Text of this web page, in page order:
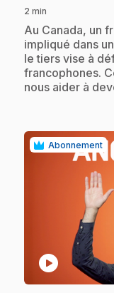
2 min
.Au Canada, un
impliqué dans
le tiers vise à
francophones.
nous aider à
Abonnement
play_circle